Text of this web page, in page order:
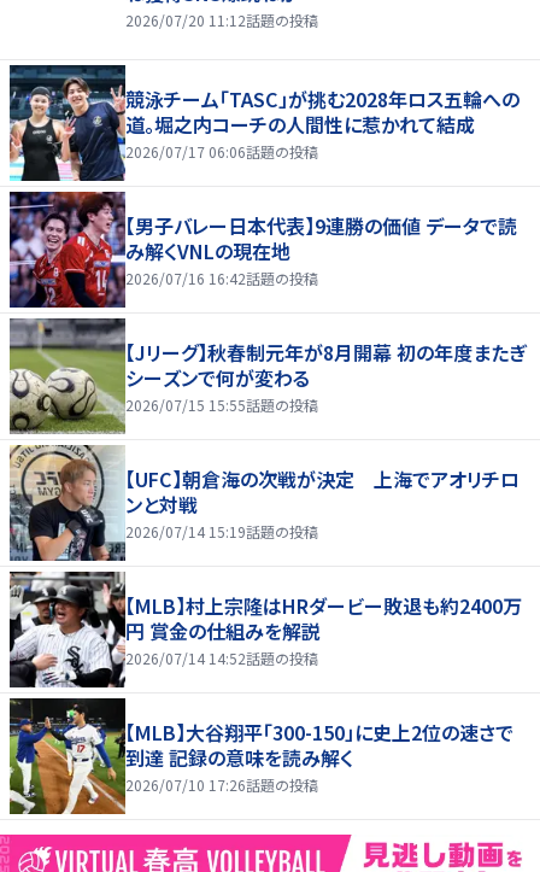
2026/07/20 11:12話題の投稿
競泳チーム「TASC」が挑む2028年ロス五輪への
道。堀之内コーチの人間性に惹かれて結成
2026/07/17 06:06話題の投稿
【男子バレー日本代表】9連勝の価値 データで読
み解くVNLの現在地
2026/07/16 16:42話題の投稿
【Jリーグ】秋春制元年が8月開幕 初の年度またぎ
シーズンで何が変わる
2026/07/15 15:55話題の投稿
【UFC】朝倉海の次戦が決定 上海でアオリチロ
ンと対戦
2026/07/14 15:19話題の投稿
【MLB】村上宗隆はHRダービー敗退も約2400万
円 賞金の仕組みを解説
2026/07/14 14:52話題の投稿
【MLB】大谷翔平「300-150」に史上2位の速さで
到達 記録の意味を読み解く
2026/07/10 17:26話題の投稿